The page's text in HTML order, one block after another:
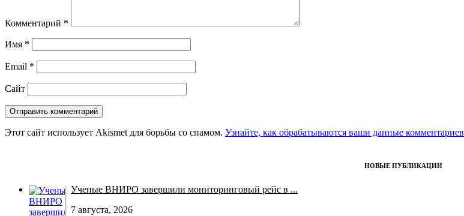
Комментарий *
Имя *
Email *
Сайт
Этот сайт использует Akismet для борьбы со спамом. Узнайте, как обрабатываются ваши данные комментариев
НОВЫЕ ПУБЛИКАЦИИ
Ученые ВНИРО завершили мониторинговый рейс в ...
7 августа, 2026